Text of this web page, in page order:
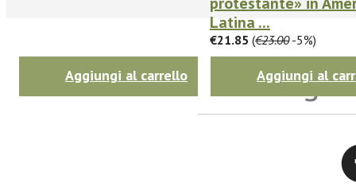
Aggiungi al carrello
Latina ...
€21.85 (€23.00-5%)
Aggiungi al